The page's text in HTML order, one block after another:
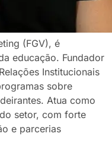
(FGV), é
educação. Fundador
Institucionais
sobre
Atua como
setor, com forte
e parcerias